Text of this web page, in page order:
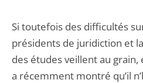
Si toutefois des difficultés
présidents de juridiction et
des études veillent au grain,
a récemment montré qu’il